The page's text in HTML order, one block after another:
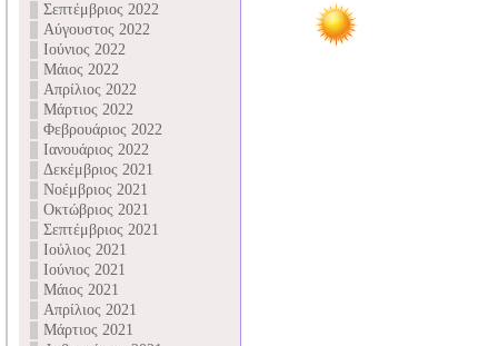
Σεπτέμβριος 2022
Αύγουστος 2022
Ιούνιος 2022
Μάιος 2022
Απρίλιος 2022
Μάρτιος 2022
Φεβρουάριος 2022
Ιανουάριος 2022
Δεκέμβριος 2021
Νοέμβριος 2021
Οκτώβριος 2021
Σεπτέμβριος 2021
Ιούλιος 2021
Ιούνιος 2021
Μάιος 2021
Απρίλιος 2021
Μάρτιος 2021